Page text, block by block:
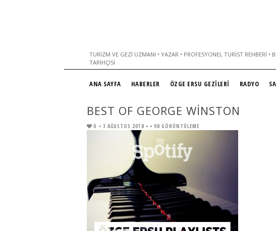
TURIZM VE GEZI UZMANI • YAZAR • PROFESYONEL TURIST REHBERI •
TARIHÇISI
ANA SAYFA HABERLER ÖZGE ERSU GEZİLERİ RADYO
BEST OF GEORGE WINSTON
0 • 3 AĞUSTOS 2018 • • 98 GÖRÜNTÜLEME